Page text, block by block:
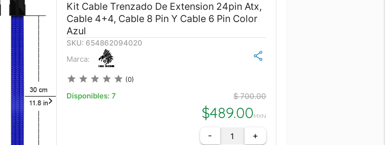
Kit Cable Trenzado De Extension 24pin Atx,
Cable 4+4, Cable 8 Pin Y Cable 6 Pin Color
Azul
SKU: 654862094020
Marca:
star star star star star (0)
Disponibles: 7 $ 700.00
$489.00MXN
- +